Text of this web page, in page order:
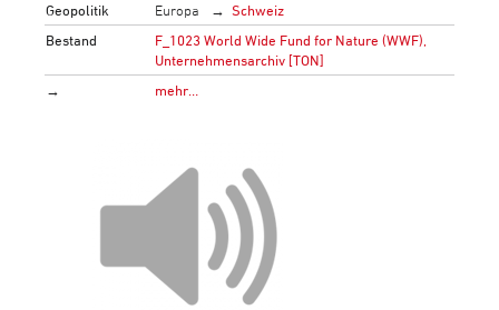
Geopolitik
Europa
Schweiz
Bestand
F_1023 World Wide Fund for Nature (WWF),
Unternehmensarchiv [TON]
→
mehr…